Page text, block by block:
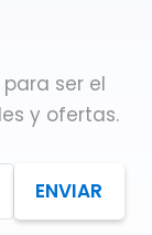
ser el
y ofertas.
ENVIAR